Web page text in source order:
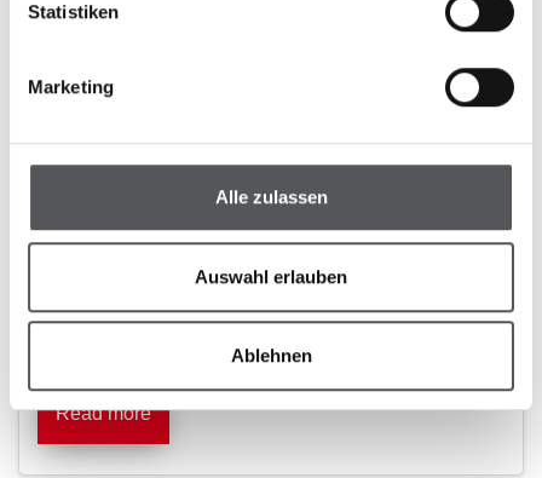
Statistiken
Marketing
Alle zulassen
Auswahl erlauben
Ablehnen
Read more
02/02/2023
Take off into the carrier pigeon travel
season 2023.
Best tips from top breeders!
Read more